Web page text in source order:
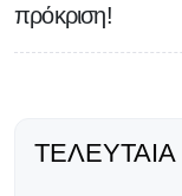
πρόκριση!